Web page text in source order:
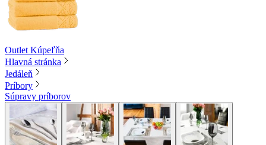
Outlet Kúpeľňa
Hlavná stránka
Jedáleň
Príbory
Súpravy príborov